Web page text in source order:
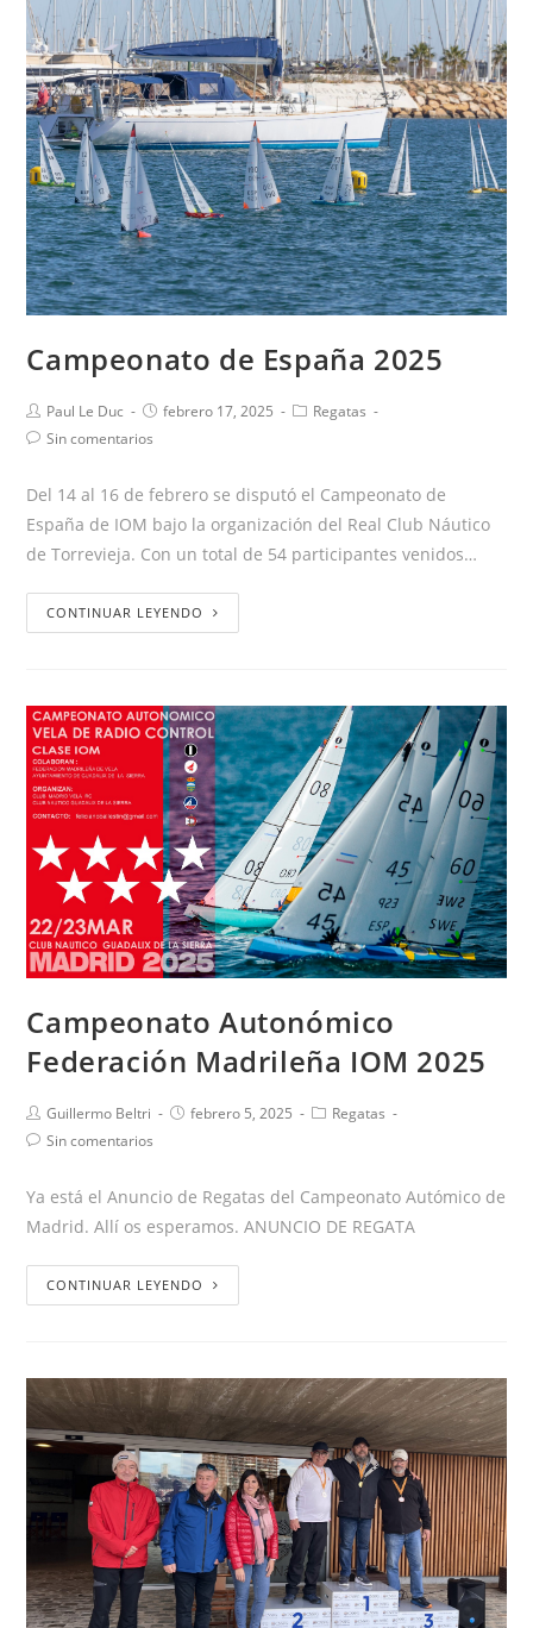
Campeonato de España 2025
Paul Le Duc febrero 17, 2025
Regatas
Sin comentarios
Del 14 al 16 de febrero se disputó el Campeonato de
España de IOM bajo la organización del Real Club Náutico
de Torrevieja. Con un total de 54 participantes venidos…
CONTINUAR LEYENDO
Campeonato Autonómico
Federación Madrileña IOM 2025
Guillermo Beltri febrero 5, 2025
Regatas
Sin comentarios
Ya está el Anuncio de Regatas del Campeonato Autómico de
Madrid. Allí os esperamos. ANUNCIO DE REGATA
CONTINUAR LEYENDO